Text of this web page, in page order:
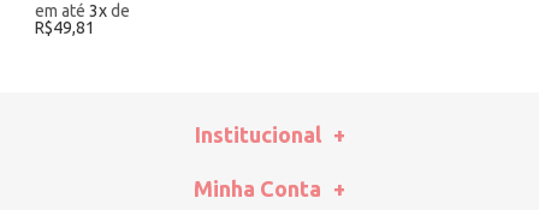
em até3xde
R$49,81
Institucional
Minha Conta